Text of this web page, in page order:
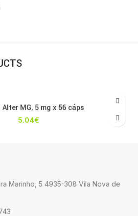
MG, 5 mg x 56 cáps
5.04€
Marinho, 5 4935-308 Vila Nova de